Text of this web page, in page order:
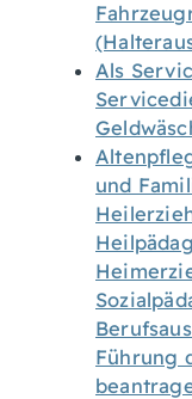
Als
und
Führung